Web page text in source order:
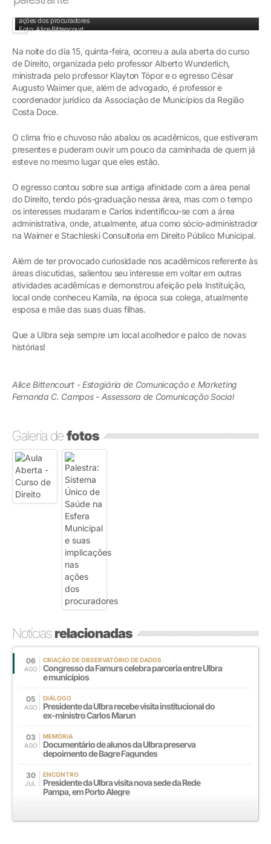
ações dos procuradores
Foto: Alice Bittencourt
Na noite do dia 15, quinta-feira, ocorreu a aula aberta do curso
de Direito, organizada pelo professor Alberto Wunderlich,
ministrada pelo professor Klayton Tópor e o egresso César
Augusto Waimer que, além de advogado, é professor e
coordenador jurídico da Associação de Municípios da Região
Costa Doce.
O clima frio e chuvoso não abalou os acadêmicos, que estiveram
presentes e puderam ouvir um pouco da caminhada de quem já
esteve no mesmo lugar que eles estão.
O egresso contou sobre sua antiga afinidade com a área penal
do Direito, tendo pós-graduação nessa área, mas com o tempo
os interesses mudaram e Carlos indentificou-se com a área
administrativa, onde, atualmente, atua como sócio-administrador
na Waimer e Stachleski Consultoria em Direito Público Municipal.
Além de ter provocado curiosidade nos acadêmicos referente às
áreas discutidas, salientou seu interesse em voltar em outras
atividades acadêmicas e demonstrou afeição pela Instituição,
local onde conheceu Kamila, na época sua colega, atualmente
esposa e mãe das suas duas filhas.
Que a Ulbra seja sempre um local acolhedor e palco de novas
histórias!
Alice Bittencourt - Estagiária de Comunicação e Marketing
Fernanda C. Campos - Assessora de Comunicação Social
Galeria defotos
Notíciasrelacionadas
06
AGO
CRIAÇÃO DE OBSERVATÓRIO DE DADOS
Congresso da Famurs celebra parceria entre Ulbra
e municípios
05
AGO
DIÁLOGO
Presidente da Ulbra recebe visita institucional do
ex-ministro Carlos Marun
03
AGO
MEMÓRIA
Documentário de alunos da Ulbra preserva
depoimento de Bagre Fagundes
30
JUL
ENCONTRO
Presidente da Ulbra visita nova sede da Rede
Pampa, em Porto Alegre